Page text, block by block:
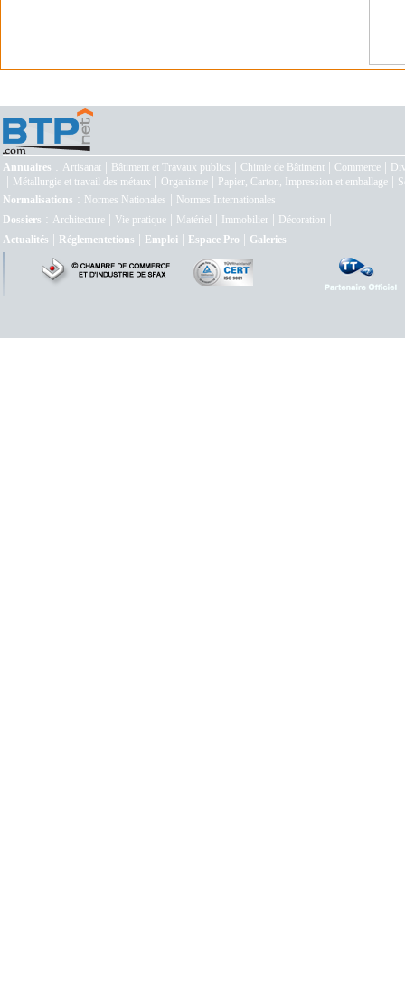
Annuaires : Artisanat Bâtiment et Travaux publics Chimie de Bâtiment Commerce
Métallurgie et travail des métaux Organisme Papier, Carton, Impression et emballage
Normalisations : Normes Nationales
Normes Internationales
Dossiers : Architecture Vie pratique Matériel Immobilier Décoration
Actualités Réglementetions Emploi Espace Pro Galeries